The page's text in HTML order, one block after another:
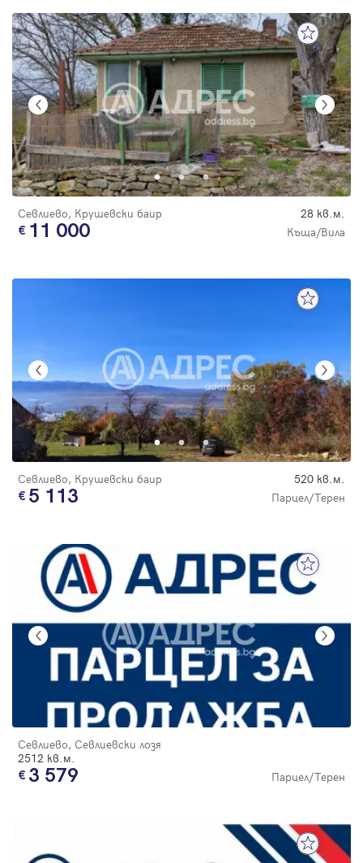
Севлиево, Крушевски баир 28 кв.м.
11 000 Къща/Вила
Севлиево, Крушевски баир 520 кв.м.
5 113 Парцел/Терен
Севлиево, Севлиевски лозя
2512 кв.м.
3 579 Парцел/Терен